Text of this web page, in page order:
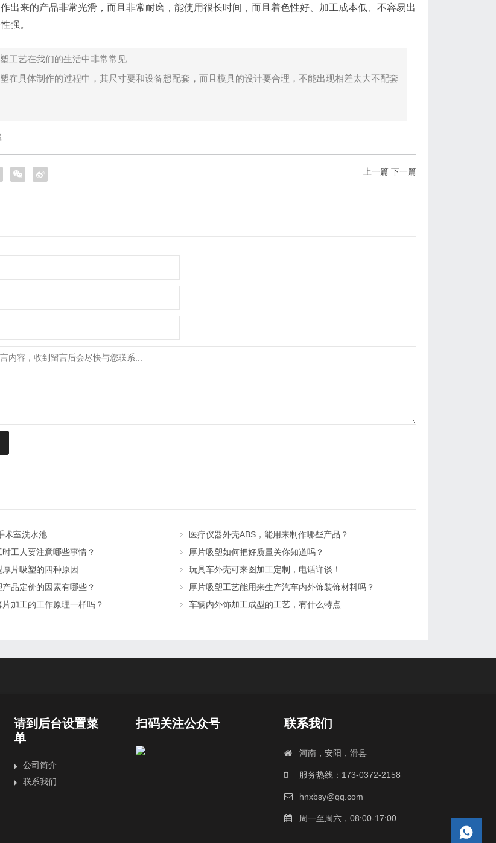
来的产品非常光滑，而且非常耐磨，能使用很长时间，而且着色性好、加工成本低、不容易出
强。
工艺在我们的生活中非常常见
在具体制作的过程中，其尺寸要和设备想配套，而且模具的设计要合理，不能出现相差太大不配套
上一篇 下一篇
术室洗水池
医疗仪器外壳ABS，能用来制作哪些产品？
工人要注意哪些事情？
厚片吸塑如何把好质量关你知道吗？
片吸塑的四种原因
玩具车外壳可来图加工定制，电话详谈！
品定价的因素有哪些？
厚片吸塑工艺能用来生产汽车内外饰装饰材料吗？
片加工的工作原理一样吗？
车辆内外饰加工成型的工艺，有什么特点
请到后台设置菜
单
公司简介
联系我们
扫码关注公众号 联系我们
河南，安阳，滑县
服务热线：173-0372-2158
hnxbsy@qq.com
周一至周六，08:00-17:00